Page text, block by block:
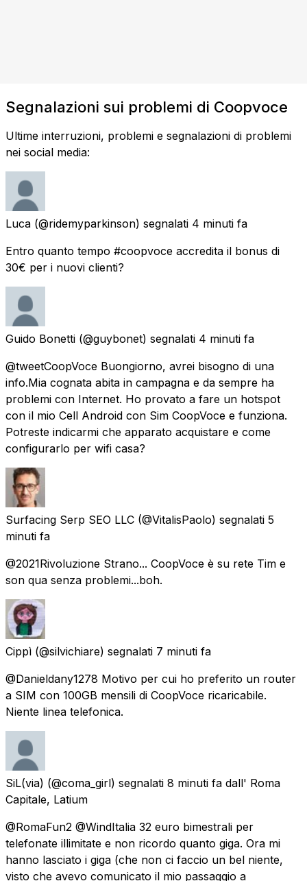
Segnalazioni sui problemi di Coopvoce
Ultime interruzioni, problemi e segnalazioni di problemi
nei social media:
Luca (@ridemyparkinson) segnalati 4 minuti fa
Entro quanto tempo #coopvoce accredita il bonus di
30€ per i nuovi clienti?
Guido Bonetti (@guybonet) segnalati 4 minuti fa
@tweetCoopVoce Buongiorno, avrei bisogno di una
info.Mia cognata abita in campagna e da sempre ha
problemi con Internet. Ho provato a fare un hotspot
con il mio Cell Android con Sim CoopVoce e funziona.
Potreste indicarmi che apparato acquistare e come
configurarlo per wifi casa?
Surfacing Serp SEO LLC (@VitalisPaolo) segnalati 5
minuti fa
@2021Rivoluzione Strano... CoopVoce è su rete Tim e
son qua senza problemi...boh.
Cippì (@silvichiare) segnalati 7 minuti fa
@Danieldany1278 Motivo per cui ho preferito un router
a SIM con 100GB mensili di CoopVoce ricaricabile.
Niente linea telefonica.
SiL(via) (@coma_girl) segnalati 8 minuti fa dall' Roma
Capitale, Latium
@RomaFun2 @WindItalia 32 euro bimestrali per
telefonate illimitate e non ricordo quanto giga. Ora mi
hanno lasciato i giga (che non ci faccio un bel niente,
visto che avevo comunicato il mio passaggio a